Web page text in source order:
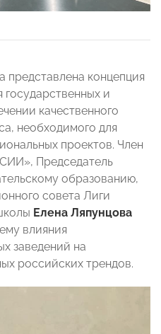
концепция
и
качественного
необходимого для
проектов. Член
Председатель
образованию,
совета Лиги
Елена Ляпунцова
влияния
заведений на
российских трендов.